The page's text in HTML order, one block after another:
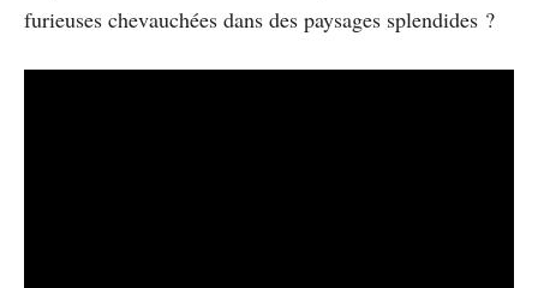
furieuses chevauchées dans des paysages splendides ?